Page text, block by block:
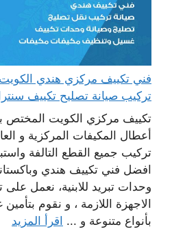
تركيب صيانة تصليح تكييف
تكييف مركزي الكويت المختص
أعطال المكيفات المركزية و
تركيب جميع القطع التالفة
افضل فني تكييف هندي
وحدات تبريد للابنية، نعمل
الاجهزة اللازمة ، و نقوم
بأنواع متنوعة و ... اقرأ المزيد